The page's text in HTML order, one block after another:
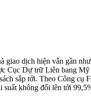
giao dịch hiện vẫn gần
Cục Dự trữ Liên bang
sắp tới. Theo Công cụ
suất không đổi lên tới